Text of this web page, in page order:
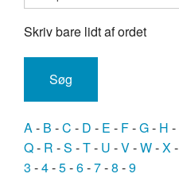
Skriv bare lidt af ordet
A- B -C - D - E - F-G- H -
Q- R -S -T- U -V-W-X-
3 -4-5-6-7-8 -9